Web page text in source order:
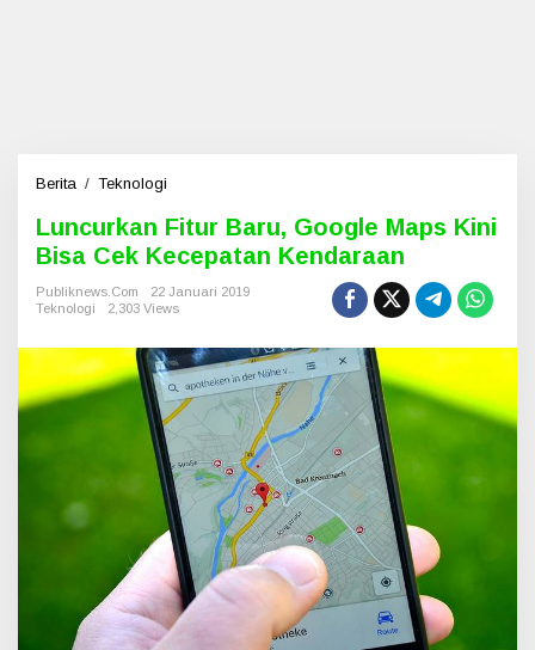
Berita / Teknologi
n
c
r
n
F
i
t
u
r
B
a
r
,
G
o
Luncurkan Fitur Baru, Google Maps Kini
Bisa Cek Kecepatan Kendaraan
Publiknews.com
22 Januari 2019
Teknologi
2,303 Views